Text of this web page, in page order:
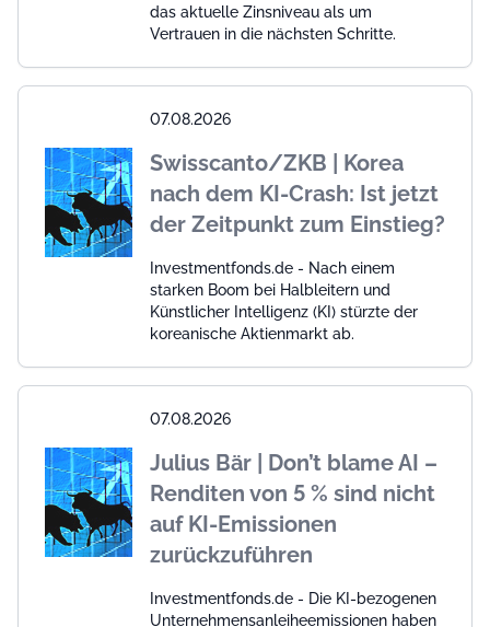
das aktuelle Zinsniveau als um
Vertrauen in die nächsten Schritte.
07.08.2026
Swisscanto/ZKB | Korea
nach dem KI-Crash: Ist jetzt
der Zeitpunkt zum Einstieg?
Investmentfonds.de - Nach einem
starken Boom bei Halbleitern und
Künstlicher Intelligenz (KI) stürzte der
koreanische Aktienmarkt ab.
07.08.2026
Julius Bär | Don’t blame AI –
Renditen von 5 % sind nicht
auf KI-Emissionen
zurückzuführen
Investmentfonds.de - Die KI-bezogenen
Unternehmensanleiheemissionen haben